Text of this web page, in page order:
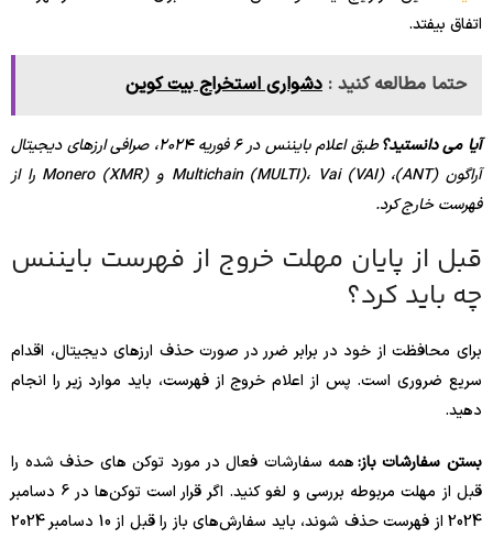
اتفاق بیفتد.
حتما مطالعه کنید : دشواری استخراج بیت کوین
آیا می دانستید؟
طبق اعلام بایننس در 6 فوریه 2024، صرافی ارزهای دیجیتال
آراگون (ANT)، Multichain (MULTI)، Vai (VAI) و Monero (XMR) را از
فهرست خارج کرد.
قبل از پایان مهلت خروج از فهرست بایننس
چه باید کرد؟
برای محافظت از خود در برابر ضرر در صورت حذف ارزهای دیجیتال، اقدام
سریع ضروری است. پس از اعلام خروج از فهرست، باید موارد زیر را انجام
دهید.
بستن سفارشات باز:همه سفارشات فعال در مورد توکن های حذف شده را
قبل از مهلت مربوطه بررسی و لغو کنید. اگر قرار است توکن‌ها در 6 دسامبر
2024 از فهرست حذف شوند، باید سفارش‌های باز را قبل از 10 دسامبر 2024